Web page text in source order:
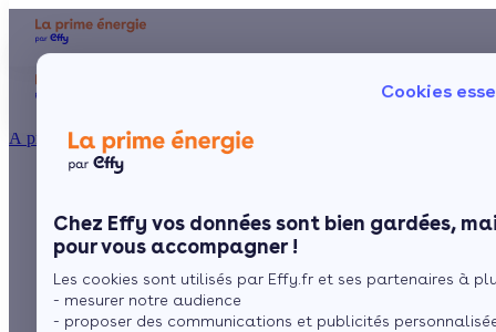
Cookies
Chez Effy vos données sont bien gardées,
pour vous accompagner !
Les cookies sont utilisés par Effy.fr et ses partenaires à
- mesurer notre audience
- proposer des communications et publicités
À propos
Le concept
Comment l'obtenir ?
Chauffage
Poêle à
Tout savoir sur la
chaudière hybride ou
PAC hybride